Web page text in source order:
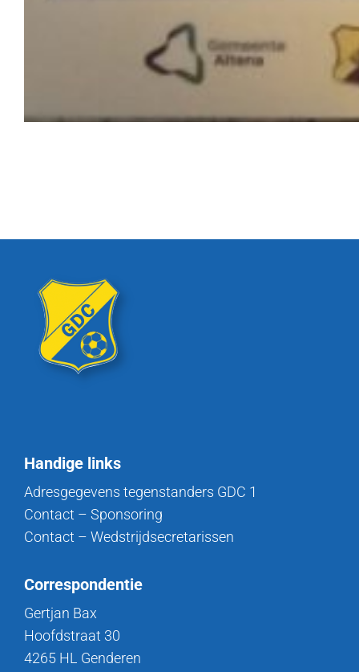
Handige links
Adresgegevens tegenstanders GDC 1
Contact – Sponsoring
Contact – Wedstrijdsecretarissen
Correspondentie
Gertjan Bax
Hoofdstraat 30
4265 HL Genderen